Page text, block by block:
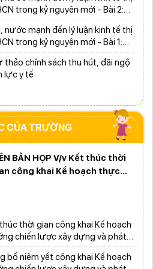
trong kỷ nguyên mới - Bài 2:
bước tiến vào kỷ nguyên
nước mạnh đến lý luận kinh tế thị
trong kỷ nguyên mới - Bài 1:
Chí Minh, đấu tranh với luận
thảo chính sách thu hút, đãi ngộ
lực y tế
CỦA TRƯỜNG
BẢN HỌP V/v Kết thúc thời
công khai Kế hoạch thực
nhìn đến năm 2025
thúc thời gian công khai Kế hoạch
chiến lược xây dựng và phát
2023-2025
bố niêm yết công khai Kế hoạch